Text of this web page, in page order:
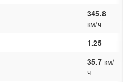
345.8
км/ч
1.25
35.7км/
ч